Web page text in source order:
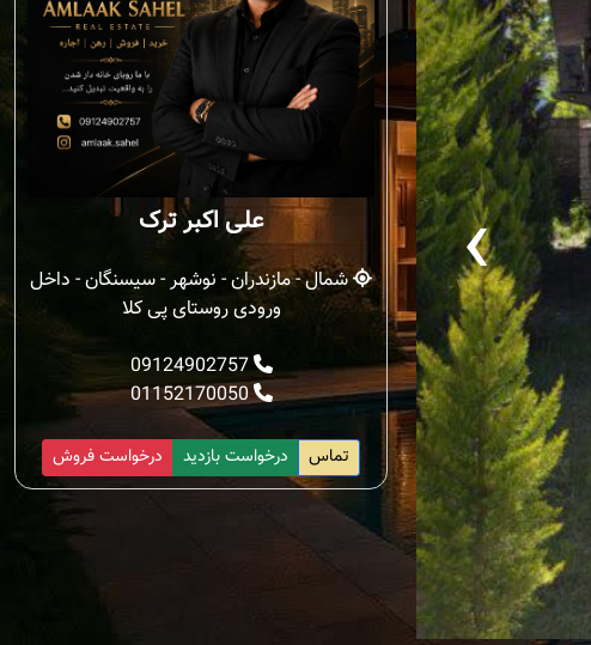
‹ علی اکبر ترک
شمال - مازندران - نوشهر - سیسنگان - داخل
ورودی روستای پی کلا
09124902757
01152170050
درخواست فروش درخواست بازدید تماس